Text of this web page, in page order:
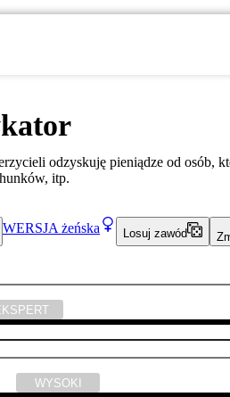
odzyskuję pieniądze od osób,
itp.
WERSJA żeńska Losuj zawód
EKSPERT
WYSOKI